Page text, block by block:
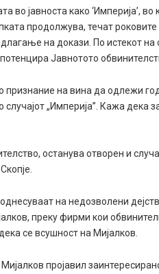
во јавноста како ‘Империја’,
продолжува, течат
на докази. По истекот
Јавнотото
признание на вина да одлежи
„Империја”. Кажа дека
останува отворен и
на недозволени
преку фирми кои
се всушност на Мијалков.
пројавил